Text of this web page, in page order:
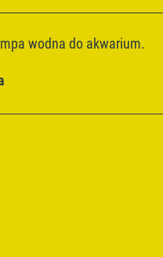
wodna do akwarium.